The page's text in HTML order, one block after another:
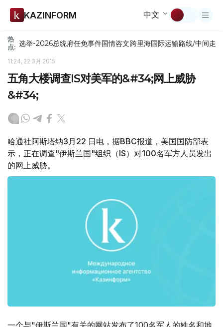
KAZINFORM 中文
热
点: 选举-2026总统府任免事件国情咨文跨里海国际运输路线/中间走廊
11:24, 22 3月 2015
五角大楼调查IS对美军的&#34;网上威胁
&#34;
哈通社阿斯塔纳3月22 日电，据BBC报道，美国国防部表
示，正在调查"伊斯兰国"组织（IS）对100名军方人员发出
的网上威胁。